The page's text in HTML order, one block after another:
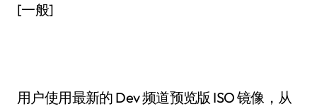
[一般]
用户使用最新的 Dev 频道预览版 ISO 镜像，从